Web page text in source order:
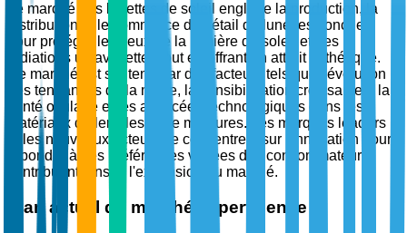
Le marché des lunettes de soleil englobe la production, la
distribution et le commerce de détail de lunettes conçues
pour protéger les yeux de la lumière du soleil et des
radiations ultraviolettes tout en offrant un attrait esthétique.
Ce marché est soutenu par des facteurs tels que l'évolution
des tendances de la mode, la sensibilisation croissante à la
santé oculaire et les avancées technologiques dans les
matériaux de lentilles et de montures. Les marques leaders
et les nouveaux acteurs se concentrent sur l'innovation pour
répondre à des préférences variées des consommateurs,
contribuant ainsi à l'expansion du marché.
Élan actuel du marché et pertinence